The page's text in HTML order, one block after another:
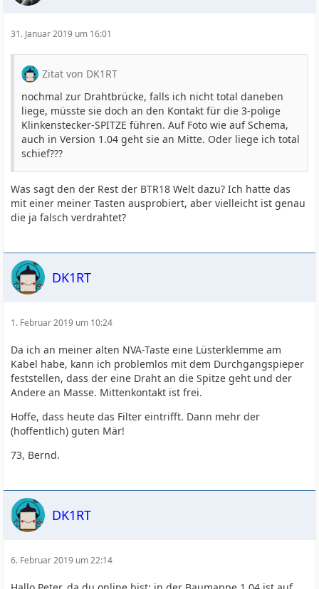
31. Januar 2019 um 16:01
Zitat von DK1RT
nochmal zur Drahtbrücke, falls ich nicht total daneben
liege, müsste sie doch an den Kontakt für die 3-polige
Klinkenstecker-SPITZE führen. Auf Foto wie auf Schema,
auch in Version 1.04 geht sie an Mitte. Oder liege ich total
schief???
Was sagt den der Rest der BTR18 Welt dazu? Ich hatte das
mit einer meiner Tasten ausprobiert, aber vielleicht ist genau
die ja falsch verdrahtet?
DK1RT
1. Februar 2019 um 10:24
Da ich an meiner alten NVA-Taste eine Lüsterklemme am
Kabel habe, kann ich problemlos mit dem Durchgangspieper
feststellen, dass der eine Draht an die Spitze geht und der
Andere an Masse. Mittenkontakt ist frei.
Hoffe, dass heute das Filter eintrifft. Dann mehr der
(hoffentlich) guten Mär!
73, Bernd.
DK1RT
6. Februar 2019 um 22:14